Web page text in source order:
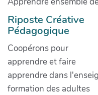
Riposte Créative
Pédagogique
Coopérons pour
apprendre et faire
apprendre dans
formation des adultes